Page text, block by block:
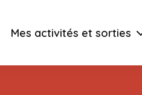
Mes activités et sorties